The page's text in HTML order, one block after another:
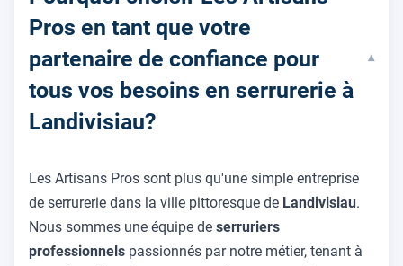
Pros en tant que votre
partenaire de confiance pour
tous vos besoins en serrurerie à
Landivisiau?
▾
Les Artisans Pros sont plus qu'une simple entreprise
de serrurerie dans la ville pittoresque de Landivisiau.
Nous sommes une équipe de serruriers
professionnels passionnés par notre métier, tenant à